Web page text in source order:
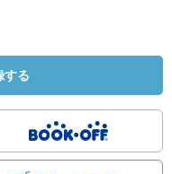
する